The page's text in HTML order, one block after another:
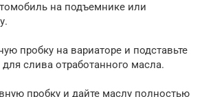
на подъемнике или
пробку на вариаторе и подставьте
слива отработанного масла.
пробку и дайте маслу полностью